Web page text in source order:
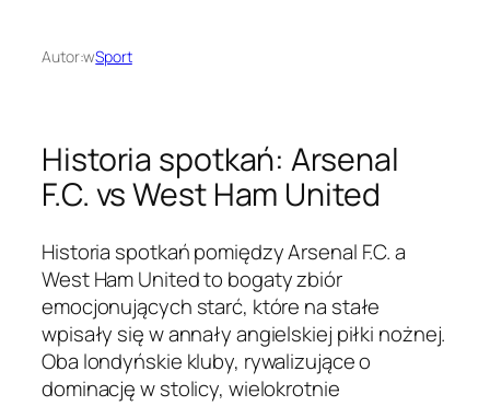
Autor:wSport
Historia spotkań: Arsenal
F.C. vs West Ham United
Historia spotkań pomiędzy Arsenal F.C. a
West Ham United to bogaty zbiór
emocjonujących starć, które na stałe
wpisały się w annały angielskiej piłki nożnej.
Oba londyńskie kluby, rywalizujące o
dominację w stolicy, wielokrotnie